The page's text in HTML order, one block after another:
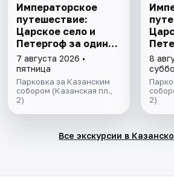
Императорское
путешествие:
Царское село и
Петергоф за один
день
7 августа 2026 •
пятница
Парковка за Казанским
собором (Казанская пл.,
2)
день
8
2)
Все экскурсии в